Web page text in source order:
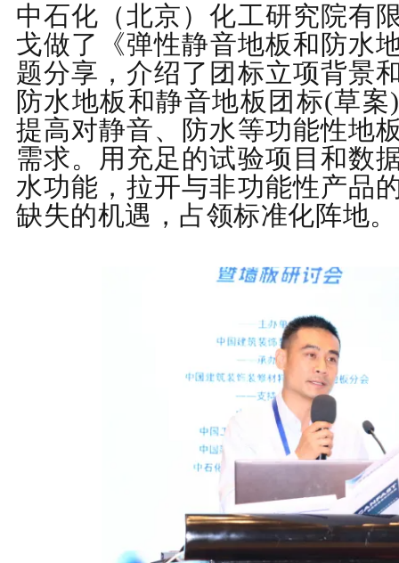
中石化（北京）化工研究院有
戈做了 《弹性静音地板和防水
题分享，介绍了团标立项背景
防水地板和静音地板团标(草案)
提高对静音、防水等功能性地
需求。用充足的试验项目和数
水功能，拉开与非功能性产品
缺失的机遇，占领标准化阵地。